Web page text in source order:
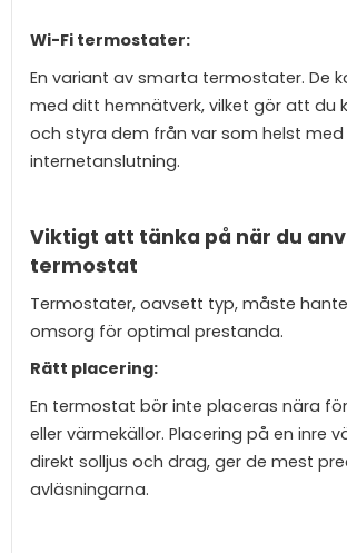
Wi-Fi termostater:
En variant av smarta termostater. De
med ditt hemnätverk, vilket gör att du
och styra dem från var som helst med
internetanslutning.
Viktigt att tänka på när du
termostat
Termostater, oavsett typ, måste
omsorg för optimal prestanda.
Rätt placering:
En termostat bör inte placeras nära
eller värmekällor. Placering på en inre
direkt solljus och drag, ger de mest
avläsningarna.